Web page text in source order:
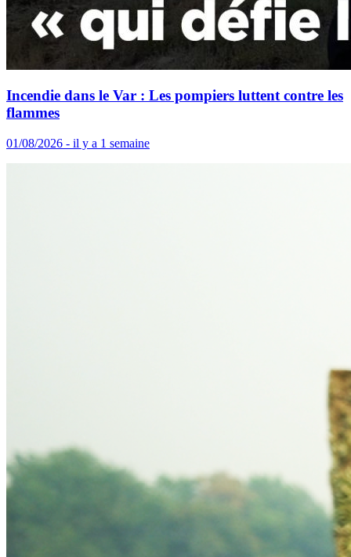
Incendie dans le Var : Les pompiers luttent contre les
flammes
01/08/2026 - il y a 1 semaine